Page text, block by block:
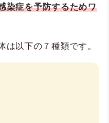
染症を予防するためワ
は以下の７種類です。